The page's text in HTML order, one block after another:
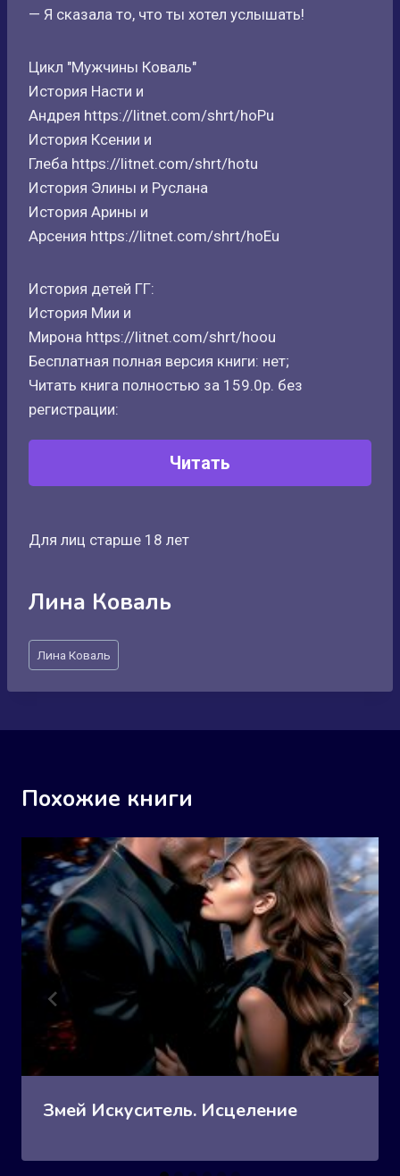
— Я сказала то, что ты хотел услышать!
Цикл "Мужчины Коваль"
История Насти и
Андрея https://litnet.com/shrt/hoPu
История Ксении и
Глеба https://litnet.com/shrt/hotu
История Элины и Руслана
История Арины и
Арсения https://litnet.com/shrt/hoEu
История детей ГГ:
История Мии и
Мирона https://litnet.com/shrt/hoou
Бесплатная полная версия книги: нет;
Читать книга полностью за 159.0р. без
регистрации:
Читать
Для лиц старше 18 лет
Лина Коваль
Метки
записи:
Лина Коваль
Похожие книги
Змей Искуситель. Исцеление